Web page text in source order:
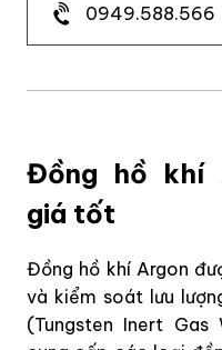
0949.588.566
Đồng hồ khí
giá tốt
Đồng hồ khí Argon
và kiểm soát lưu
(Tungsten Inert Gas